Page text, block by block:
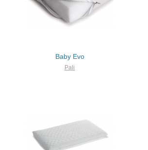
Baby Evo
Pali